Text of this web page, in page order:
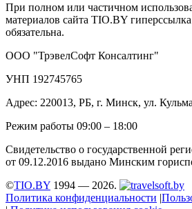
При полном или частичном
материалов сайта TIO.BY
обязательна.
ООО "ТрэвелСофт Консалтинг"
УНП 192745765
Адрес: 220013, РБ, г. Минск, ул.
Режим работы 09:00 – 18:00
Свидетельство о государственной
от 09.12.2016 выдано Минским
©TIO.BY 1994 — 2026.
Политика конфиденциальности |